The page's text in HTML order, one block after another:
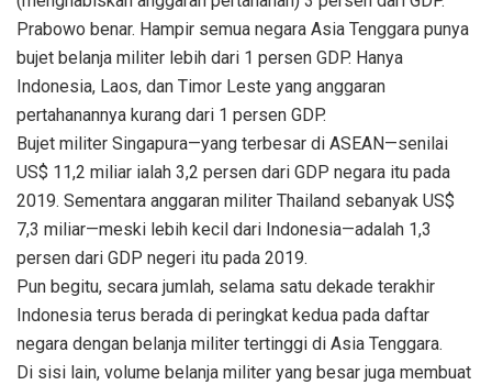
Prabowo benar. Hampir semua negara Asia Tenggara punya
bujet belanja militer lebih dari 1 persen GDP. Hanya
Indonesia, Laos, dan Timor Leste yang anggaran
pertahanannya kurang dari 1 persen GDP.
Bujet militer Singapura—yang terbesar di ASEAN—senilai
US$ 11,2 miliar ialah 3,2 persen dari GDP negara itu pada
2019. Sementara anggaran militer Thailand sebanyak US$
7,3 miliar—meski lebih kecil dari Indonesia—adalah 1,3
persen dari GDP negeri itu pada 2019.
Pun begitu, secara jumlah, selama satu dekade terakhir
Indonesia terus berada di peringkat kedua pada daftar
negara dengan belanja militer tertinggi di Asia Tenggara.
Di sisi lain, volume belanja militer yang besar juga membuat